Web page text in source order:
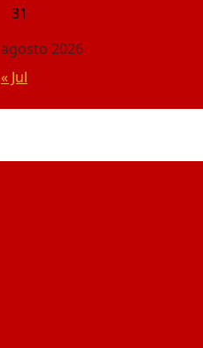
agosto 2026
31
« Jul